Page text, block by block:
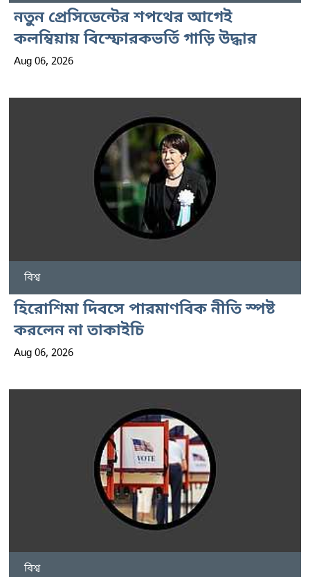
নতুন প্রেসিডেন্টের শপথের আগেই
কলম্বিয়ায় বিস্ফোরকভর্তি গাড়ি উদ্ধার
Aug 06, 2026
বিশ্ব
হিরোশিমা দিবসে পারমাণবিক নীতি স্পষ্ট
করলেন না তাকাইচি
Aug 06, 2026
বিশ্ব